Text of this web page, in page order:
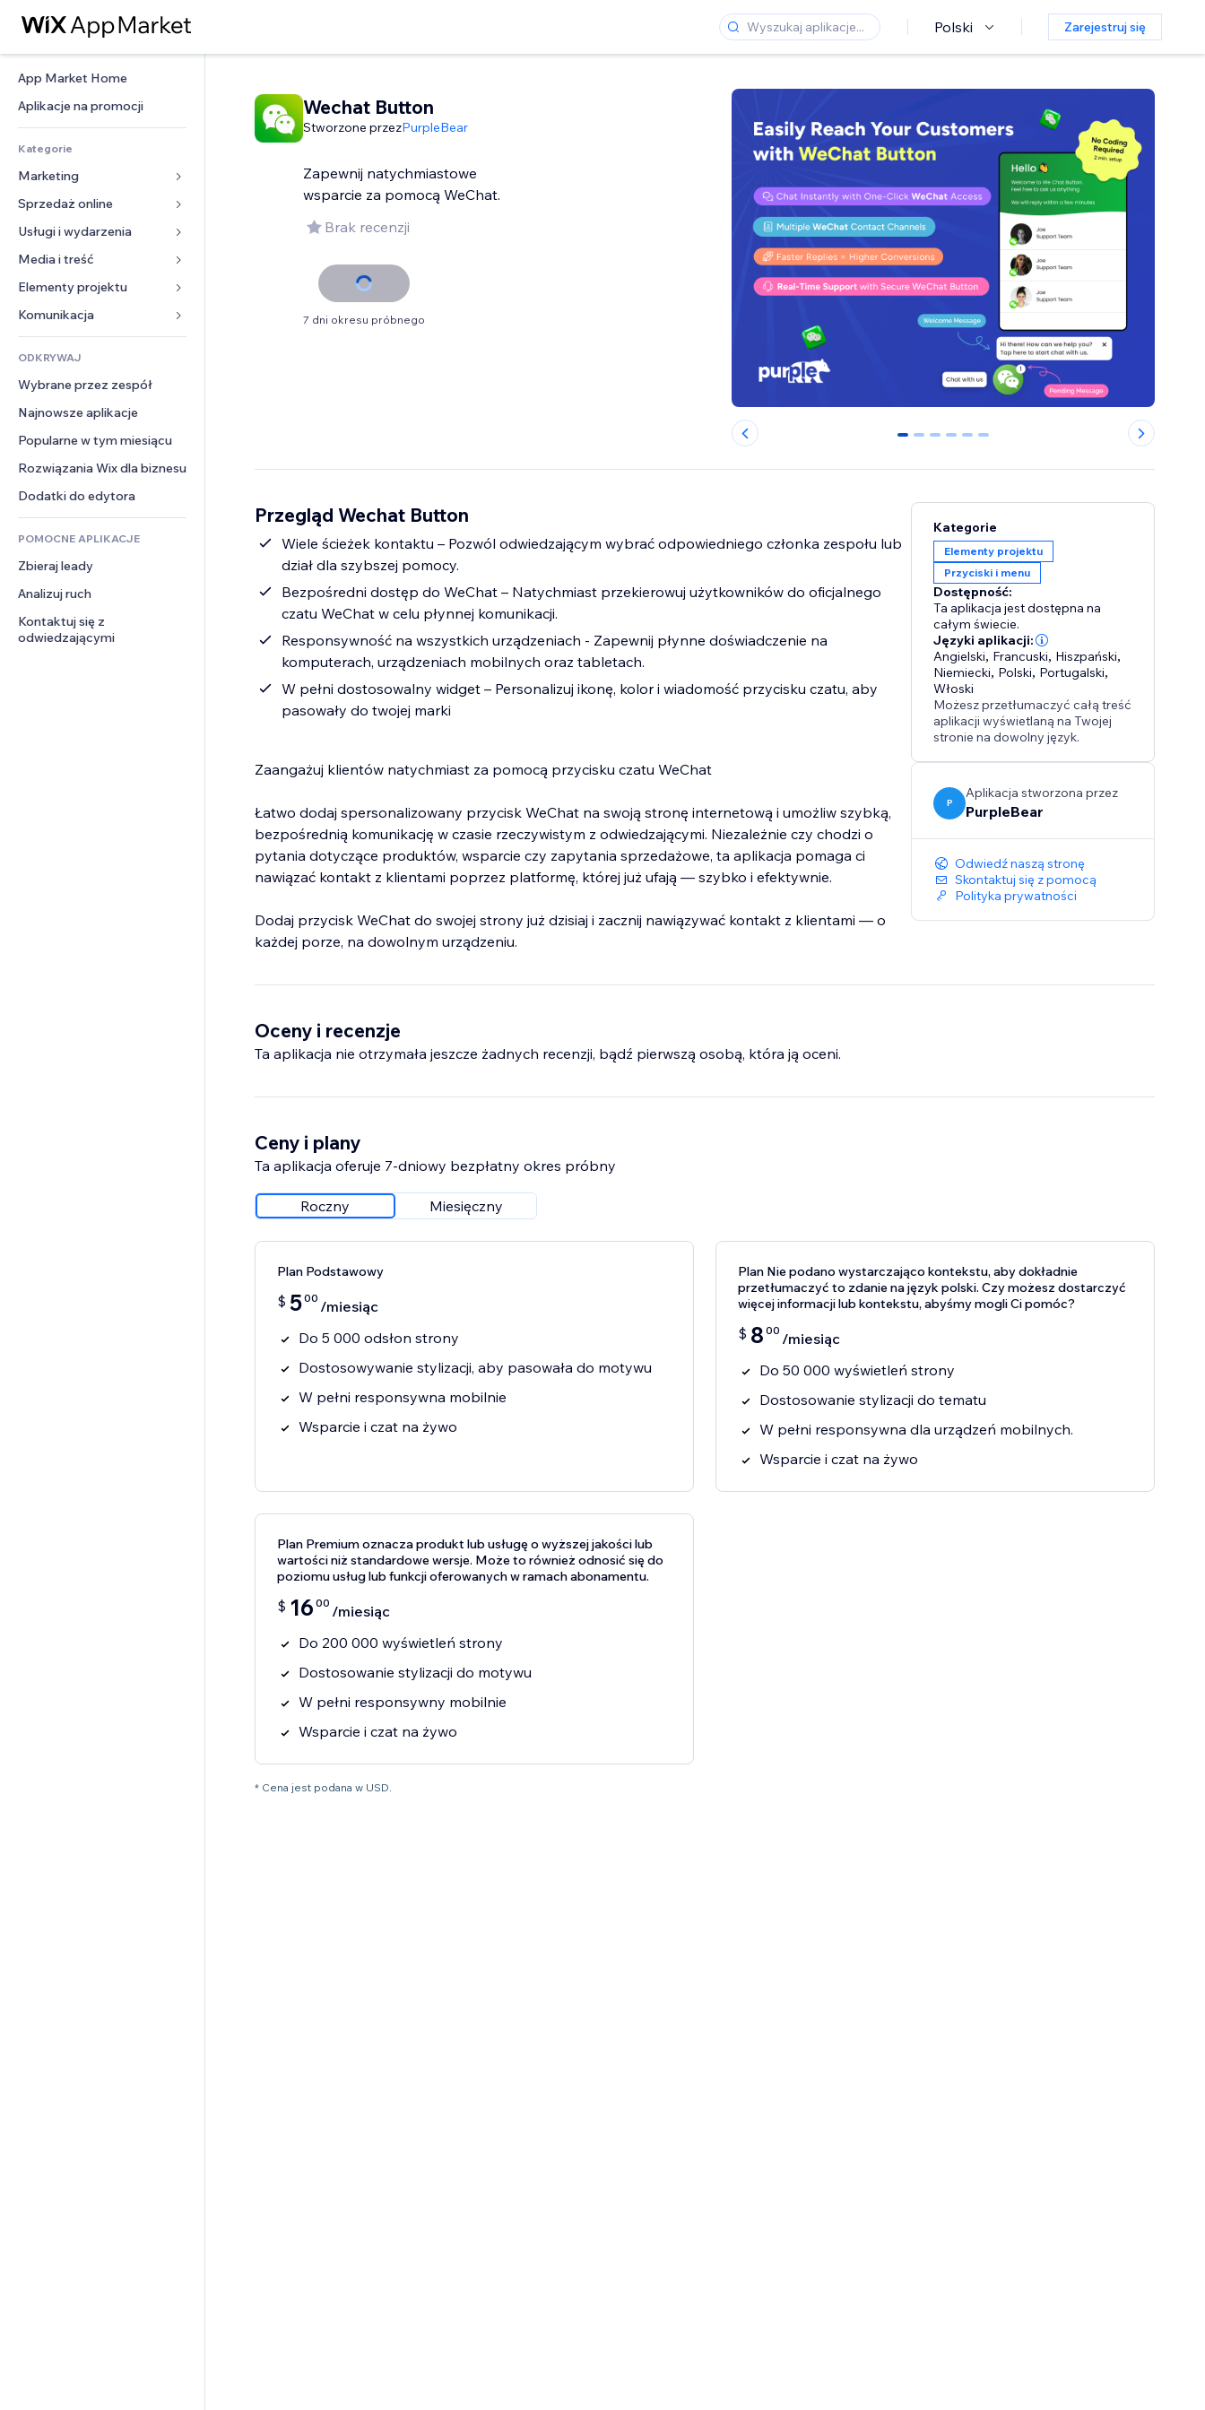
Polski Zarejestruj się
App Market Home
Aplikacje na promocji
Kategorie
Marketing
Reklamy
Smartfon
Analityka
Listy witryn
E-mail
Sprzedaż online
Aplikacje do sklepów
Wysyłka i dostawa
Przyciski sprzedaży
Rachunkowość
Kupony i lojalność
Rozwiązania dla
magazynowania
Dropshipping
Ceny i subskrypcja
Crowdfunding
Żywność i napoje
Usługi i wydarzenia
Hotele
Wydarzenia
Restauracje
Nieruchomości
Rezerwacje
Media i treść
Galeria
Muzyka
Podkasty
Fotografia
Film
PDF
Udostępnianie plików
Wiadomości
Elementy projektu
Mapy i nawigacja
Prywatność i bezpieczeństwo
Zegar
Szablony stron
Efekty obrazu
Przyciski i menu
Banery i odznaki
Kalkulatory
Szukaj
Pogoda
Wykresy i tabele
Formularze
Ankiety
Czat
Komentarze
Telefon
Społeczność
Opinie i polecenia
CRM
ODKRYWAJ
Wybrane przez zespół
Najnowsze aplikacje
Popularne w tym miesiącu
Rozwiązania Wix dla biznesu
Dodatki do edytora
POMOCNE APLIKACJE
Zbieraj leady
Analizuj ruch
Kontaktuj się z
odwiedzającymi
Wechat Button
Stworzone przezPurpleBear
Zapewnij natychmiastowe
wsparcie za pomocą WeChat.
Brak recenzji
7 dni okresu próbnego
0 1 2 3 4 5
Przegląd Wechat Button
Wiele ścieżek kontaktu – Pozwól odwiedzającym wybrać odpowiedniego członka zespołu lub
dział dla szybszej pomocy.
Bezpośredni dostęp do WeChat – Natychmiast przekierowuj użytkowników do oficjalnego
czatu WeChat w celu płynnej komunikacji.
Responsywność na wszystkich urządzeniach - Zapewnij płynne doświadczenie na
komputerach, urządzeniach mobilnych oraz tabletach.
W pełni dostosowalny widget – Personalizuj ikonę, kolor i wiadomość przycisku czatu, aby
pasowały do twojej marki
Zaangażuj klientów natychmiast za pomocą przycisku czatu WeChat
Łatwo dodaj spersonalizowany przycisk WeChat na swoją stronę internetową i umożliw szybką,
bezpośrednią komunikację w czasie rzeczywistym z odwiedzającymi. Niezależnie czy chodzi o
pytania dotyczące produktów, wsparcie czy zapytania sprzedażowe, ta aplikacja pomaga ci
nawiązać kontakt z klientami poprzez platformę, której już ufają — szybko i efektywnie.
Dodaj przycisk WeChat do swojej strony już dzisiaj i zacznij nawiązywać kontakt z klientami — o
każdej porze, na dowolnym urządzeniu.
Kategorie
Elementy projektu
Przyciski i menu
Dostępność:
Ta aplikacja jest dostępna na
całym świecie.
Języki aplikacji:
Angielski, Francuski, Hiszpański,
Niemiecki, Polski, Portugalski,
Włoski
Możesz przetłumaczyć całą treść
aplikacji wyświetlaną na Twojej
stronie na dowolny język.
P
Aplikacja stworzona przez
PurpleBear
Odwiedź naszą stronę
Skontaktuj się z pomocą
Polityka prywatności
Oceny i recenzje
Ta aplikacja nie otrzymała jeszcze żadnych recenzji, bądź pierwszą osobą, która ją oceni.
Ceny i plany
Ta aplikacja oferuje 7-dniowy bezpłatny okres próbny
Roczny Miesięczny
Plan Podstawowy
$ 500 /miesiąc
Do 5 000 odsłon strony
Dostosowywanie stylizacji, aby pasowała do motywu
W pełni responsywna mobilnie
Wsparcie i czat na żywo
Plan Nie podano wystarczająco kontekstu, aby dokładnie
przetłumaczyć to zdanie na język polski. Czy możesz dostarczyć
więcej informacji lub kontekstu, abyśmy mogli Ci pomóc?
$ 8 00 /miesiąc
Do 50 000 wyświetleń strony
Dostosowanie stylizacji do tematu
W pełni responsywna dla urządzeń mobilnych.
Wsparcie i czat na żywo
Plan Premium oznacza produkt lub usługę o wyższej jakości lub
wartości niż standardowe wersje. Może to również odnosić się do
poziomu usług lub funkcji oferowanych w ramach abonamentu.
$ 16 00 /miesiąc
Do 200 000 wyświetleń strony
Dostosowanie stylizacji do motywu
W pełni responsywny mobilnie
Wsparcie i czat na żywo
* Cena jest podana w USD.